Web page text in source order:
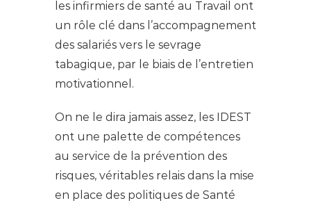
les infirmiers de santé au Travail ont
un rôle clé dans l’accompagnement
des salariés vers le sevrage
tabagique, par le biais de l’entretien
motivationnel.
On ne le dira jamais assez, les IDEST
ont une palette de compétences
au service de la prévention des
risques, véritables relais dans la mise
en place des politiques de Santé